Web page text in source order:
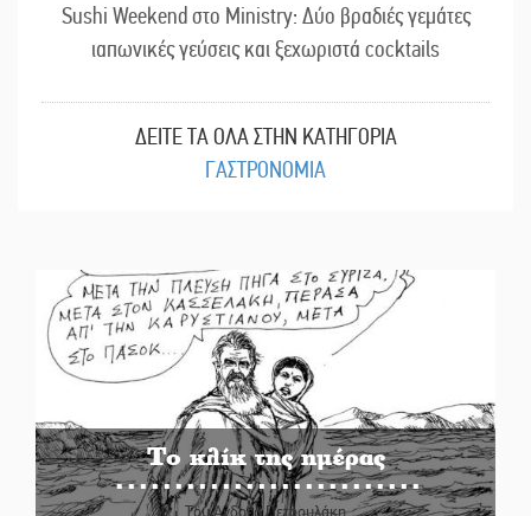
Sushi Weekend στο Ministry: Δύο βραδιές γεμάτες
ιαπωνικές γεύσεις και ξεχωριστά cocktails
ΔΕΙΤΕ ΤΑ ΟΛΑ ΣΤΗΝ ΚΑΤΗΓΟΡΙΑ
ΓΑΣΤΡΟΝΟΜΙΑ
Το κλίκ της ημέρας
Του Ανδρέα Πετρουλάκη